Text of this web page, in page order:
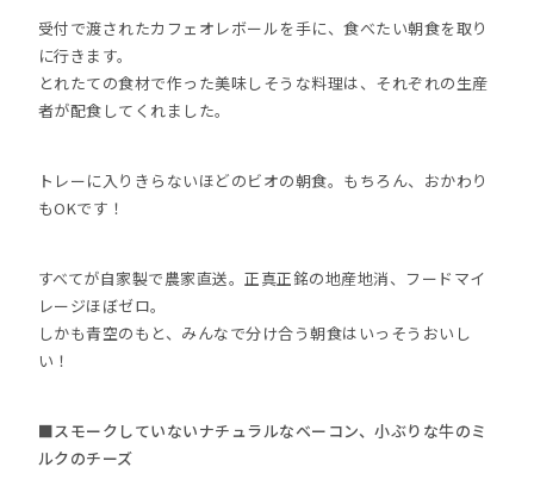
受付で渡されたカフェオレボールを手に、食べたい朝食を取り
に行きます。
とれたての食材で作った美味しそうな料理は、それぞれの生産
者が配食してくれました。
トレーに入りきらないほどのビオの朝食。もちろん、おかわり
もOKです！
すべてが自家製で農家直送。正真正銘の地産地消、フードマイ
レージほぼゼロ。
しかも青空のもと、みんなで分け合う朝食はいっそうおいし
い！
■スモークしていないナチュラルなベーコン、小ぶりな牛のミ
ルクのチーズ